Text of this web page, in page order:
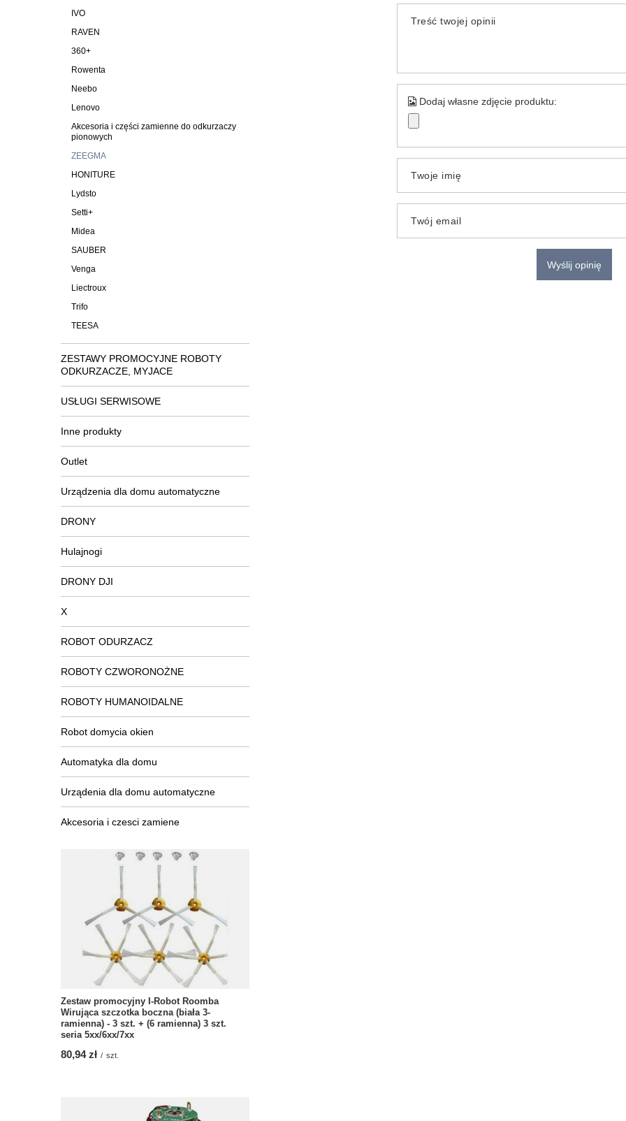
IVO
RAVEN
360+
Rowenta
Neebo
Lenovo
Akcesoria i części zamienne do odkurzaczy
pionowych
ZEEGMA
HONITURE
Lydsto
Setti+
Midea
SAUBER
Venga
Liectroux
Trifo
TEESA
ZESTAWY PROMOCYJNE ROBOTY
ODKURZACZE, MYJACE
USŁUGI SERWISOWE
Inne produkty
Outlet
Urządzenia dla domu automatyczne
DRONY
Hulajnogi
DRONY DJI
X
ROBOT ODURZACZ
ROBOTY CZWORONOŻNE
ROBOTY HUMANOIDALNE
Robot domycia okien
Automatyka dla domu
Urządenia dla domu automatyczne
Akcesoria i czesci zamiene
Zestaw promocyjny I-Robot Roomba
Wirująca szczotka boczna (biała 3-
ramienna) - 3 szt. + (6 ramienna) 3 szt.
seria 5xx/6xx/7xx
80,94 zł / szt.
Treść twojej opinii
Dodaj własne zdjęcie produktu:
Twoje imię
Twój email
Wyślij opinię